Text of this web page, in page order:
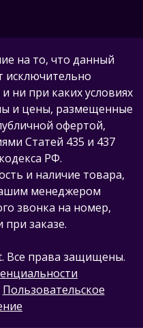
на то, что данный
исключительно
ни при каких условиях
и цены, размещенные
офертой,
Статей 435 и 437
РФ.
и наличие товара,
менеджером
звонка на номер,
заказе.
Все права защищены.
Пользовательское